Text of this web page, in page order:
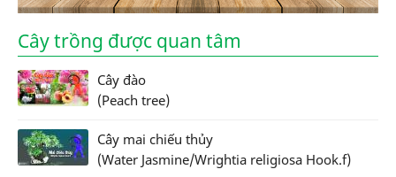
Cây trồng được quan tâm
Cây đào
(Peach tree)
Cây mai chiếu thủy
(Water Jasmine/Wrightia religiosa Hook.f)